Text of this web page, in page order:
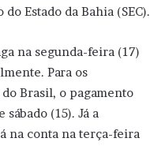
Estado da Bahia (SEC).
na segunda-feira (17)
Para os
Brasil, o pagamento
(15). Já a
na conta na terça-feira